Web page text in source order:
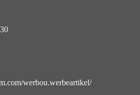
werbou.werbeartikel/